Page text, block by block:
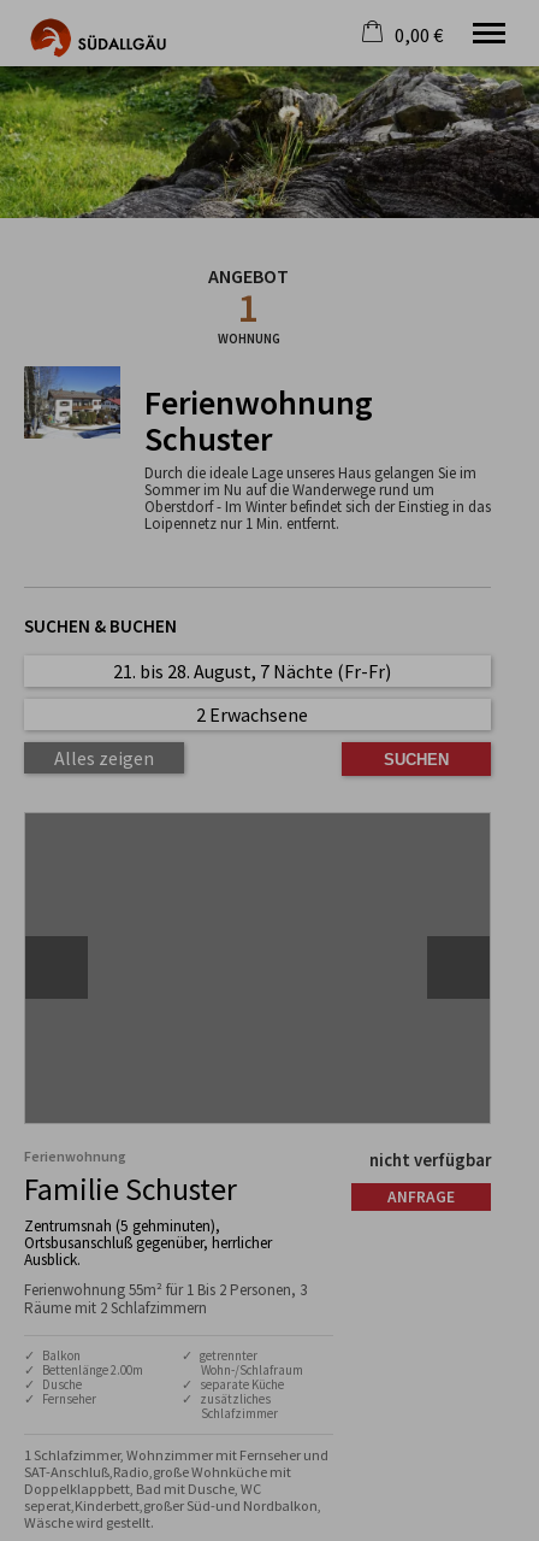
Die schönste Seite im Allgäu
Aktuell
Destination
Gastgeber
Jobs
0,00 €
×
Warenkorb ist leer
Ferienwohnung
Schuster
Durch die ideale Lage unseres Haus gelangen Sie im
Sommer im Nu auf die Wanderwege rund um
Oberstdorf - Im Winter befindet sich der Einstieg in das
Loipennetz nur 1 Min. entfernt.
ANGEBOT
1
WOHNUNG
SUCHEN & BUCHEN
21. bis 28. August, 7 Nächte (Fr-Fr)
2 Erwachsene
Alles zeigen
Ferienwohnung
Familie Schuster
Zentrumsnah (5 gehminuten),
Ortsbusanschluß gegenüber, herrlicher
Ausblick.
Ferienwohnung 55m² für 1 Bis 2 Personen, 3
Räume mit 2 Schlafzimmern
✓ Balkon
✓ Bettenlänge 2.00m
✓ Dusche
✓ Fernseher
✓ getrennter
Wohn-/Schlafraum
✓ separate Küche
✓ zusätzliches
Schlafzimmer
1 Schlafzimmer, Wohnzimmer mit Fernseher und
SAT-Anschluß,Radio,große Wohnküche mit
Doppelklappbett, Bad mit Dusche, WC
seperat,Kinderbett,großer Süd-und Nordbalkon,
Wäsche wird gestellt.
nicht verfügbar
ANFRAGE